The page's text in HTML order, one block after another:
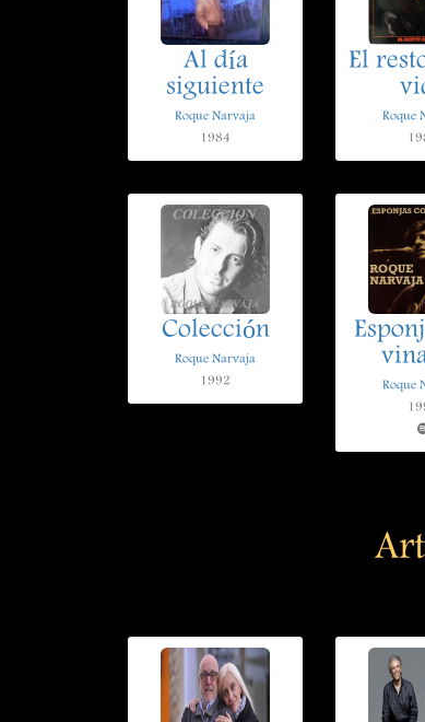
Al día
siguiente
Roque Narvaja
1984
El
Roque
Colección
Roque Narvaja
1992
Roque